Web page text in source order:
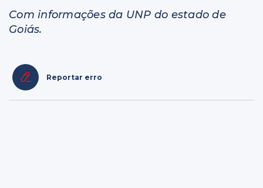
Com informações da UNP do estado de
Goiás.
Reportar erro